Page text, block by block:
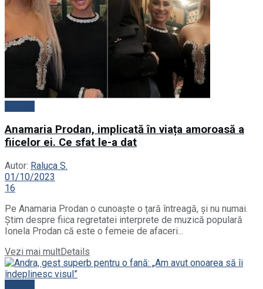
Anamaria Prodan, implicată în viața amoroasă a
fiicelor ei. Ce sfat le-a dat
Autor: Raluca S.
01/10/2023
16
Pe Anamaria Prodan o cunoaște o țară întreagă, și nu numai.
Știm despre fiica regretatei interprete de muzică populară
Ionela Prodan că este o femeie de afaceri...
Vezi mai multDetails